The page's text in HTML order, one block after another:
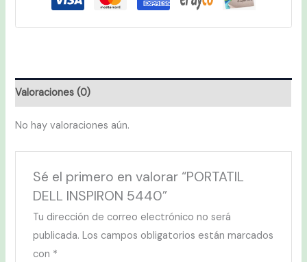
Valoraciones (0)
No hay valoraciones aún.
Sé el primero en valorar “PORTATIL
DELL INSPIRON 5440”
Tu dirección de correo electrónico no será
publicada. Los campos obligatorios están marcados
con *